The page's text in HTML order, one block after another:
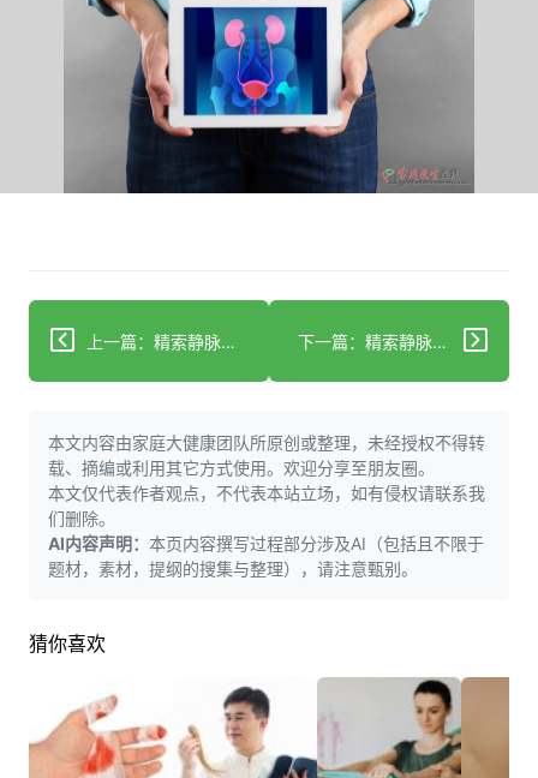
上一篇：精索静脉曲张饮食调理：3类饭菜助力改善 下一篇：精索静脉曲张手术：不影响生育，或能改善生育力
本文内容由家庭大健康团队所原创或整理，未经授权不得转
载、摘编或利用其它方式使用。欢迎分享至朋友圈。
本文仅代表作者观点，不代表本站立场，如有侵权请联系我
们删除。
AI内容声明： 本页内容撰写过程部分涉及AI（包括且不限于
题材，素材，提纲的搜集与整理），请注意甄别。
猜你喜欢